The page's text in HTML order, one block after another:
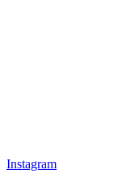
Instagram